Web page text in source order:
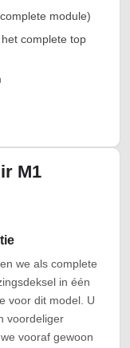
module)
complete top
M1
we als complete
in één
voor dit model. U
voordeliger
vooraf gewoon